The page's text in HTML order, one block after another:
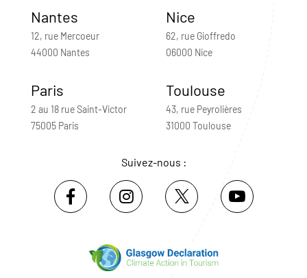
Nantes
12, rue Mercoeur
44000 Nantes
Nice
62, rue Gioffredo
06000 Nice
Paris
2 au 18 rue Saint-Victor
75005 Paris
Toulouse
43, rue Peyrolières
31000 Toulouse
Suivez-nous :